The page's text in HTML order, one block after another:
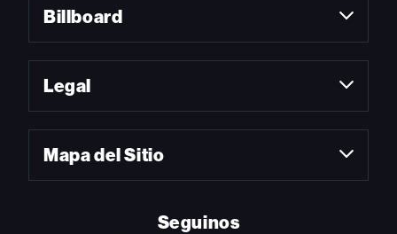
Billboard
Legal
Mapa del Sitio
Seguinos